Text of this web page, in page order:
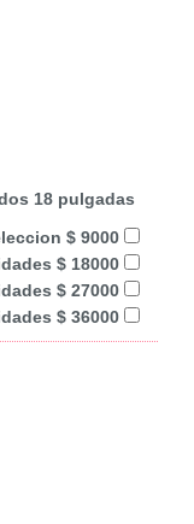
18 pulgadas
$ 9000
$ 18000
$ 27000
$ 36000